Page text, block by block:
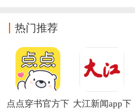
热门推荐
点点穿书官方下 大江新闻app下